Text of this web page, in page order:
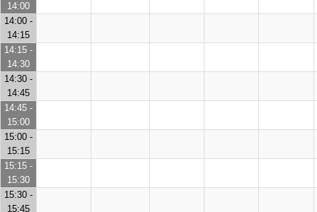
14:00
14:00 -
14:15
14:15 -
14:30
14:30 -
14:45
14:45 -
15:00
15:00 -
15:15
15:15 -
15:30
15:30 -
15:45